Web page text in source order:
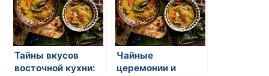
Тайны вкусов
восточной кухни:
Чайные
церемонии и